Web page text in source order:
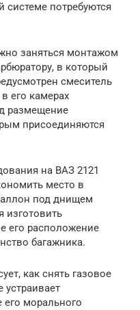
потребуются
заняться монтажом
в который
смеситель
его камерах
размещение
присоединяются
на ВАЗ 2121
место в
под днищем
изготовить
его расположение
багажника.
как снять газовое
устраивает
морального